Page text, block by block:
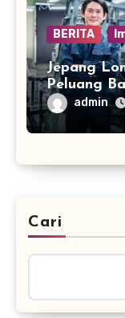
BERITA
Jepang
Peluang
danadmin
Cari